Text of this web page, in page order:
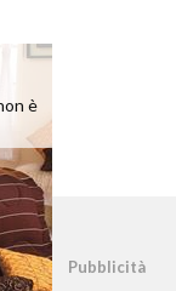
è
Pubblicità